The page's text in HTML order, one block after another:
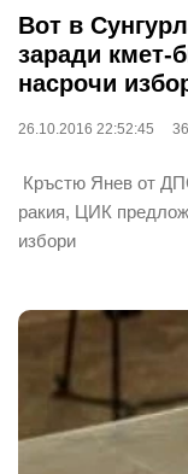
Вот в
заради кмет-
насрочи
26.10.2016 22:52:45
Кръстю Янев от
ракия, ЦИК
избори